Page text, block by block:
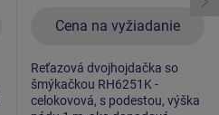
Cena na vyžiadanie
Reťazová dvojhojdačka so
šmýkačkou RH6251K -
celokovová, s podestou, výška